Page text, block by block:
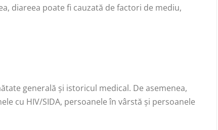
diareea poate fi cauzată de factori de mediu,
generală și istoricul medical. De asemenea,
cu HIV/SIDA, persoanele în vârstă și persoanele